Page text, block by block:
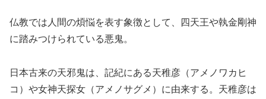
仏教では人間の煩悩を表す象徴として、四天王や執金剛神
に踏みつけられている悪鬼。
日本古来の天邪鬼は、記紀にある天稚彦（アメノワカヒ
コ）や女神天探女（アメノサグメ）に由来する。天稚彦は